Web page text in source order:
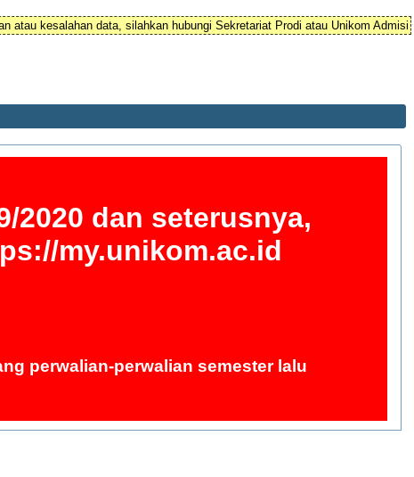
atau kesalahan data, silahkan hubungi Sekretariat Prodi atau Unikom Admisi
2020 dan seterusnya,
my.unikom.ac.id
perwalian-perwalian semester lalu